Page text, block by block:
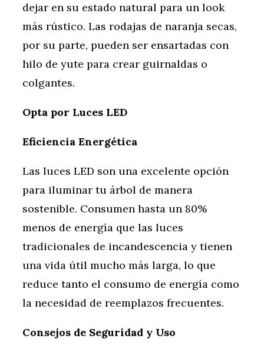
dejar en su estado natural para un look
más rústico. Las rodajas de naranja secas,
por su parte, pueden ser ensartadas con
hilo de yute para crear guirnaldas o
colgantes.
Opta por Luces LED
Eficiencia Energética
Las luces LED son una excelente opción
para iluminar tu árbol de manera
sostenible. Consumen hasta un 80%
menos de energía que las luces
tradicionales de incandescencia y tienen
una vida útil mucho más larga, lo que
reduce tanto el consumo de energía como
la necesidad de reemplazos frecuentes.
Consejos de Seguridad y Uso